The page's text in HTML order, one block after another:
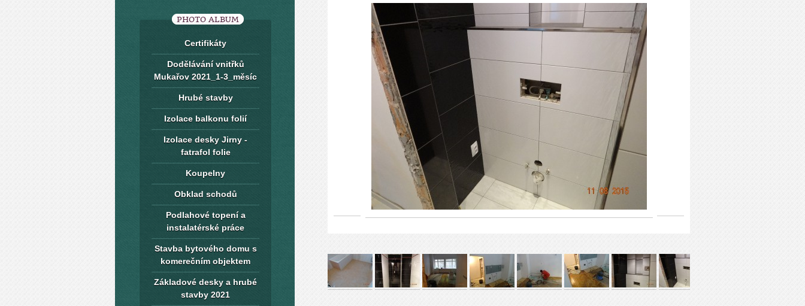
PHOTO ALBUM
Certifikáty
Dodělávání vnitřků
Mukařov 2021_1-3_měsíc
Hrubé stavby
Izolace balkonu folií
Izolace desky Jirny -
fatrafol folie
Koupelny
Obklad schodů
Podlahové topení a
instalatérské práce
Stavba bytového domu s
komerečním objektem
Základové desky a hrubé
stavby 2021